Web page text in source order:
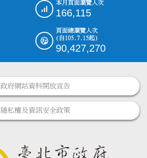
本月頁面瀏覽人次
166,115
頁面總瀏覽人次
(自105.7.15起)
90,427,270
政府網站資料開放宣告
隱私權及資訊安全政策